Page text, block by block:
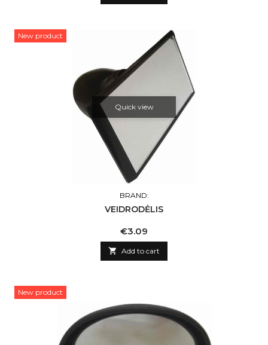
New product
Quick view
BRAND:
VEIDRODĖLIS
Price
€3.09
 Add to cart
New product